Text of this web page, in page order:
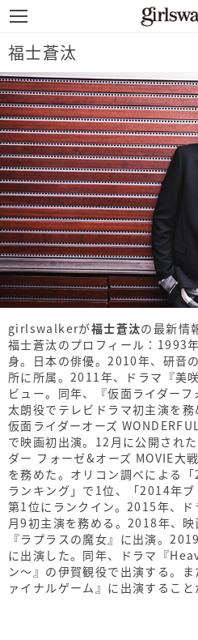
福士蒼汰
girlswalkerが福士蒼汰の最新情
福士蒼汰のプロフィール：1993
身。日本の俳優。2010年、研音
所に所属。2011年、ドラマ『美
ビュー。同年、『仮面ライダー
太朗役でテレビドラマ初主演を
仮面ライダーオーズ
で映画初出演。12月に公開され
ダー フォーゼ&オーズ MOVIE大
を務めた。オリコン調べによる
ランキング」で1位、「2014年
第1位にランクイン。2015年、
月9初主演を務める。2018年、
『ラプラスの魔女』に出演。
に出演した。同年、ドラマ『
ン〜』の伊賀観役で出演する。
ァイナルゲーム』に出演すること